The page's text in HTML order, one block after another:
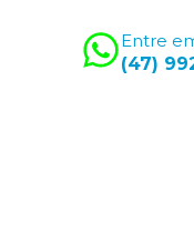
Entre
(47)